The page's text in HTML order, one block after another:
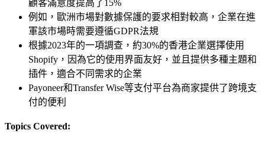
顧客滿意度提高了15%
例如，歐洲市場對數據保護的要求相對較高，企業在進
軍該市場時需要遵循GDPR法規
根據2023年的一項調查，約30%的香港企業選擇使用
Shopify，因為它的使用界面友好，並且提供多種主題和
插件，適合不同需求的企業
Payoneer和Transfer Wise等支付平台為商家提供了跨境支
付的便利
Topics Covered: